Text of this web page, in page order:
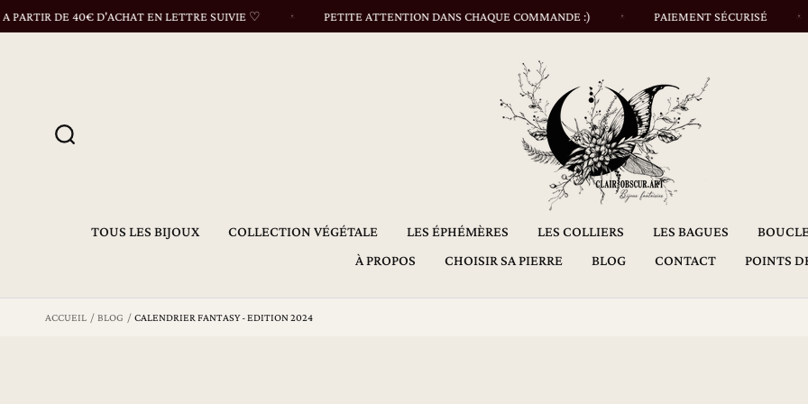
s
s
DE 40€ D'ACHAT EN LETTRE SUIVIE ♡ PETITE ATTENTION DANS CHAQUE COMMANDE :) PAIEMENT SÉCURISÉ
TOUS LES BIJOUX COLLECTION VÉGÉTALE LES ÉPHÉMÈRES LES COLLIERS LES BAGUES
À PROPOS
CHOISIR SA PIERRE BLOG CONTACT POINTS
ACCUEIL BLOG CALENDRIER FANTASY - EDITION 2024